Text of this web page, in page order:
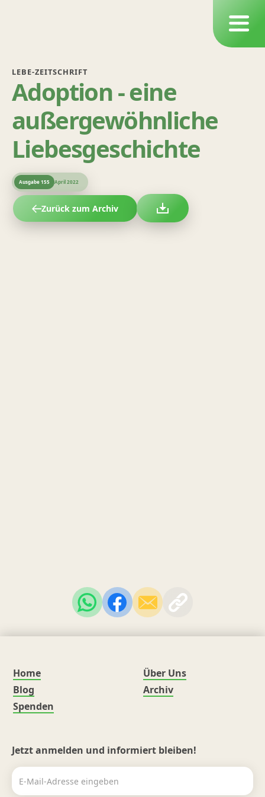
LEBE-ZEITSCHRIFT
Adoption - eine
außergewöhnliche
Liebesgeschichte
Zurück zum Archiv
Ausgabe155 April 2022
Home
Über Uns
Blog
Archiv
Spenden
Jetzt anmelden und informiert bleiben!